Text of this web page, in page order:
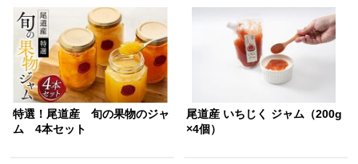
物 名産品 特産品】
特選！尾道産 旬の果物のジャ
ム 4本セット
尾道産 いちじく ジャム（200g
×4個）